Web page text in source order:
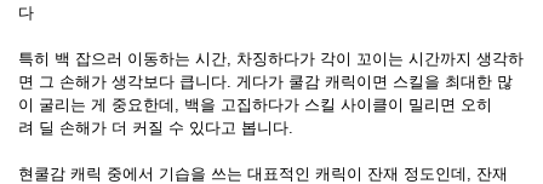
다
특히 백 잡으러 이동하는 시간, 차징하다가 각이 꼬이는 시간까지 생각하
면 그 손해가 생각보다 큽니다. 게다가 쿨감 캐릭이면 스킬을 최대한 많
이 굴리는 게 중요한데, 백을 고집하다가 스킬 사이클이 밀리면 오히
려 딜 손해가 더 커질 수 있다고 봅니다.
현쿨감 캐릭 중에서 기습을 쓰는 대표적인 캐릭이 잔재 정도인데, 잔재